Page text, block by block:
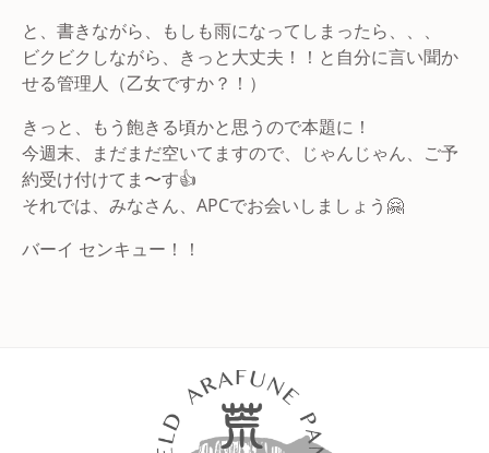
と、書きながら、もしも雨になってしまったら、、、
ビクビクしながら、きっと大丈夫！！と自分に言い聞か
せる管理人（乙女ですか？！）
きっと、もう飽きる頃かと思うので本題に！
今週末、まだまだ空いてますので、じゃんじゃん、ご予
約受け付けてま〜す👍
それでは、みなさん、APCでお会いしましょう🤗
バーイ センキュー！！